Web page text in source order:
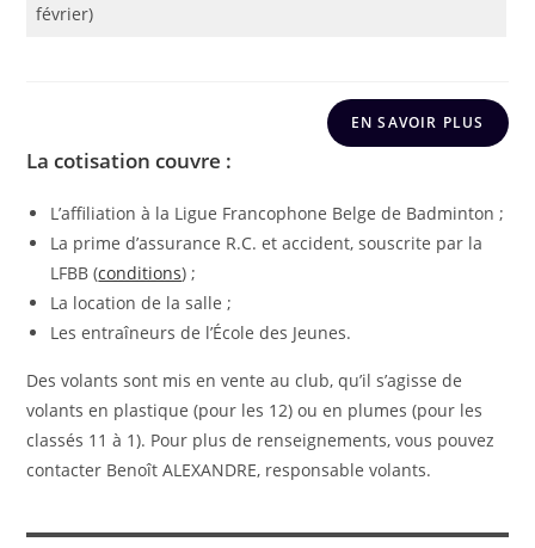
février)
EN SAVOIR PLUS
La cotisation couvre :
L’affiliation à la Ligue Francophone Belge de Badminton ;
La prime d’assurance R.C. et accident, souscrite par la
LFBB (conditions) ;
La location de la salle ;
Les entraîneurs de l’École des Jeunes.
Des volants sont mis en vente au club, qu’il s’agisse de
volants en plastique (pour les 12) ou en plumes (pour les
classés 11 à 1). Pour plus de renseignements, vous pouvez
contacter Benoît ALEXANDRE, responsable volants.